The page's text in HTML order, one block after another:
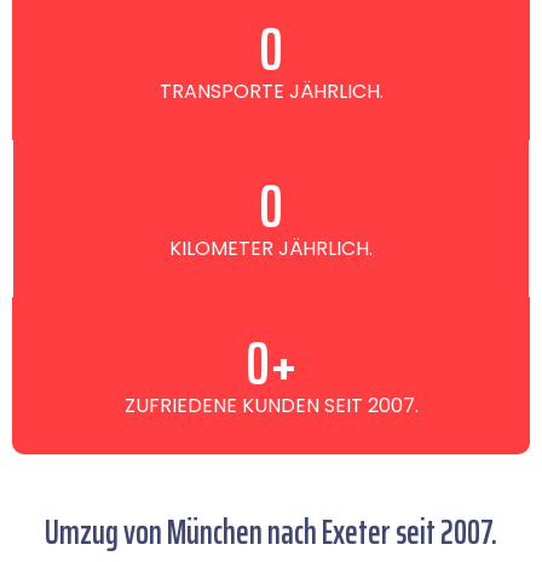
TRANSPORTE JÄHRLICH.
0
KILOMETER JÄHRLICH.
0
ZUFRIEDENE KUNDEN SEIT 2007.
0+
Umzug von München nach Exeter seit 2007.